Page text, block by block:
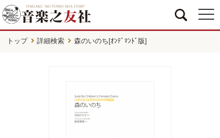
トップ 詳細検索 森のいのち[ｵﾝﾃﾞﾏﾝﾄﾞ版]